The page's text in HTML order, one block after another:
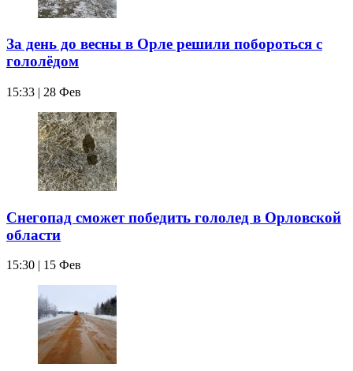
За день до весны в Орле решили побороться с
гололёдом
15:33 | 28 Фев
Снегопад сможет победить гололед в Орловской
области
15:30 | 15 Фев